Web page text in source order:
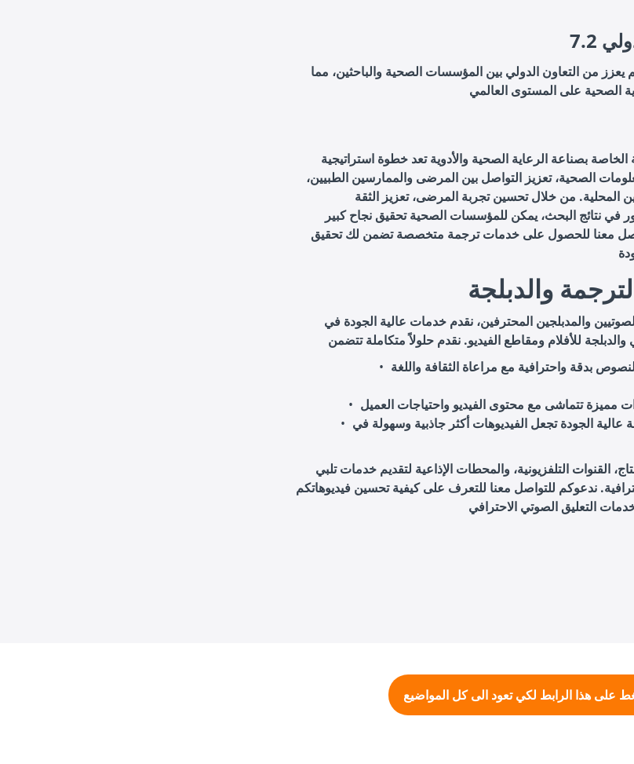
من التعاون الدولي بين المؤسسات الصحية والباحثين، مما
الخاصة بصناعة الرعاية الصحية والأدوية تعد خطوة استراتيجية
الصحية، تعزيز التواصل بين المرضى والممارسين الطبيين،
المحلية. من خلال تحسين تجربة المرضى، تعزيز الثقة
في نتائج البحث، يمكن للمؤسسات الصحية تحقيق نجاح كبير
معنا للحصول على خدمات ترجمة متخصصة تضمن لك تحقيق
والدبلجة
والمدبلجين المحترفين، نقدم خدمات عالية الجودة في
بدقة واحترافية مع مراعاة الثقافة واللغة
عالية الجودة تجعل الفيديوهات أكثر جاذبية وسهولة في
القنوات التلفزيونية، والمحطات الإذاعية لتقديم خدمات تلبي
ندعوكم للتواصل معنا للتعرف على كيفية تحسين فيديوهاتكم
على هذا الرابط لكي تعود الى كل المواضيع